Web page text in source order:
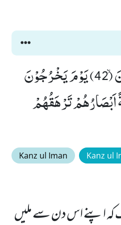
فَذَرْهُمْ یَخُوْضُوْا وَ یَلْعَبُوْا حَتّٰى یُلٰقُوْا یَوْمَهُمُ الَّذِیْ یُوْعَدُوْنَۙ (42) یَوْمَ یَخْرُجُوْنَ
اِلٰى نُصُبٍ یُّوْفِضُوْنَۙ (43) خَاشِعَةً اَبْصَارُهُمْ تَرْهَقُهُمْ
Kanz ul Iman Kanz ul
کہ اپنے اس دن سے ملیں